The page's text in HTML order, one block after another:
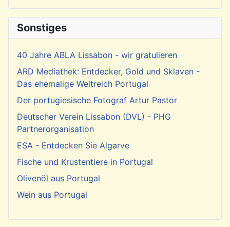
Sonstiges
40 Jahre ABLA Lissabon - wir gratulieren
ARD Mediathek: Entdecker, Gold und Sklaven -
Das ehemalige Weltreich Portugal
Der portugiesische Fotograf Artur Pastor
Deutscher Verein Lissabon (DVL) - PHG
Partnerorganisation
ESA - Entdecken Sie Algarve
Fische und Krustentiere in Portugal
Olivenöl aus Portugal
Wein aus Portugal